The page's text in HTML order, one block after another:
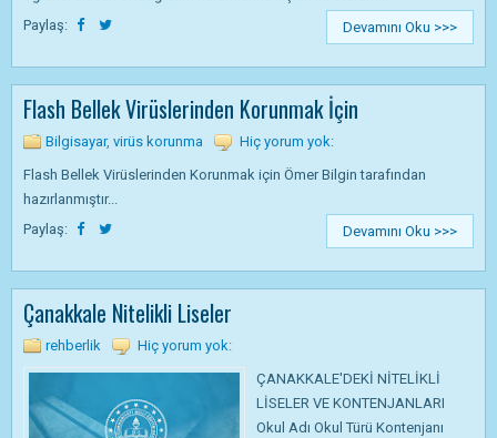
Paylaş:
Devamını Oku >>>
Flash Bellek Virüslerinden Korunmak İçin
Bilgisayar, virüs korunma
Hiç yorum yok:
Flash Bellek Virüslerinden Korunmak için Ömer Bilgin tarafından
hazırlanmıştır...
Paylaş:
Devamını Oku >>>
Çanakkale Nitelikli Liseler
rehberlik
Hiç yorum yok:
ÇANAKKALE'DEKİ NİTELİKLİ
LİSELER VE KONTENJANLARI
Okul Adı Okul Türü Kontenjanı